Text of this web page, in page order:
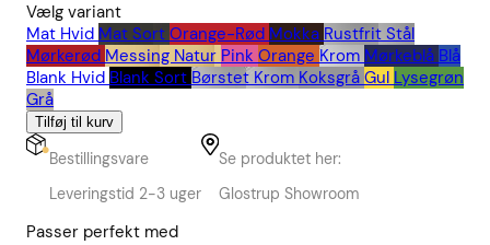
Vælg variant
Mat Hvid Mat Sort Orange-Rød Mokka Rustfrit Stål
Mørkerød Messing Natur Pink Orange Krom Mørkeblå Blå
Blank Hvid Blank Sort Børstet Krom Koksgrå Gul Lysegrøn
Grå
Tilføj til kurv
Bestillingsvare
Leveringstid 2-3 uger
Se produktet her:
Glostrup Showroom
Passer perfekt med